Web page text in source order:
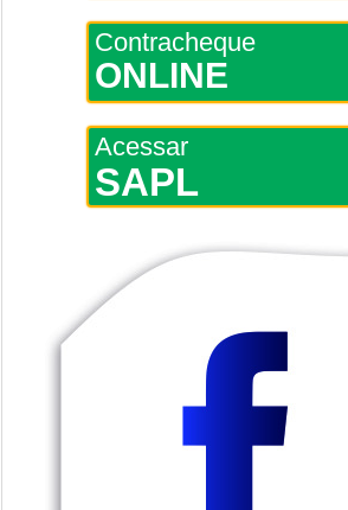
Contracheque
ONLINE
Acessar
SAPL